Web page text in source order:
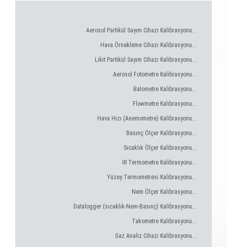
Aerosol Partikül Sayım Cihazı Kalibrasyonu...
Hava Örnekleme Cihazı Kalibrasyonu...
Likit Partikül Sayım Cihazı Kalibrasyonu...
Aerosol Fotometre Kalibrasyonu...
Balometre Kalibrasyonu...
Flowmetre Kalibrasyonu...
Hava Hızı (Anemometre) Kalibrasyonu...
Basınç Ölçer Kalibrasyonu...
Sıcaklık Ölçer Kalibrasyonu...
IR Termometre Kalibrasyonu...
Yüzey Termometresi Kalibrasyonu...
Nem Ölçer Kalibrasyonu...
Datalogger (sıcaklık-Nem-Basınç) Kalibrasyonu...
Takometre Kalibrasyonu...
Gaz Analiz Cihazı Kalibrasyonu...